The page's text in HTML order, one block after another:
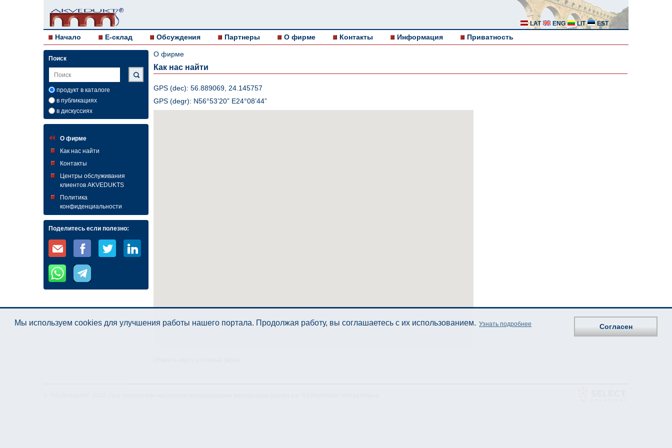
LAT ENG LIT EST
Начало E-склад Обсуждения Партнеры О фирме Контакты Информация Приватность
Поиск
продукт в каталоге
в публикациях
в дискуссиях
О фирме
Как нас найти
Контакты
Центры обслуживания
клиентов AKVEDUKTS
Политика
конфиденциальности
Поделитесь если полезно:
О фирме
Как нас найти
GPS (dec): 56.889069, 24.145757
GPS (degr): N56°53’20” E24°08’44”
Мы используем cookies для улучшения работы нашего портала. Продолжая работу, вы соглашаетесь с их использованием. Узнать подробнее Согласен